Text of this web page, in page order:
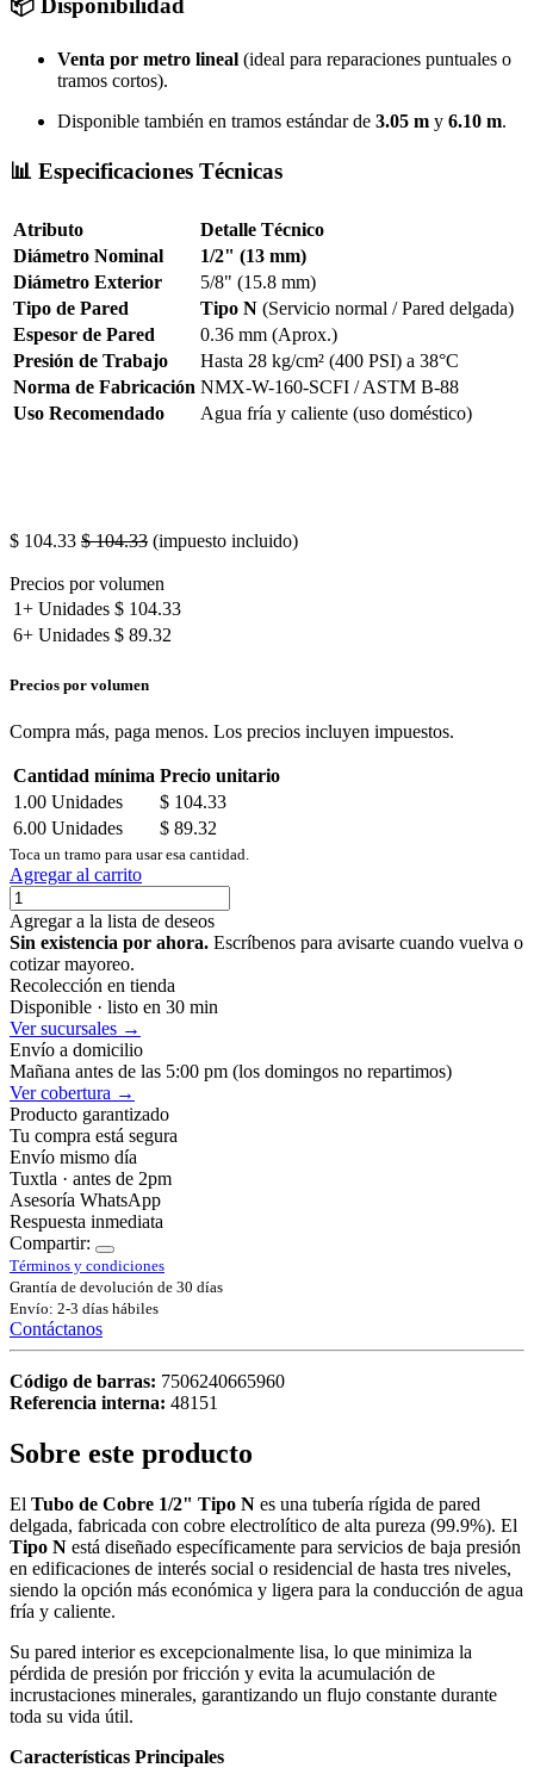
Venta por metro lineal (ideal para reparaciones puntuales o
tramos cortos).
Disponible también en tramos estándar de 3.05 m y 6.10 m.
📊 Especificaciones Técnicas
Atributo
Detalle Técnico
Diámetro Nominal
1/2" (13 mm)
Diámetro Exterior
5/8" (15.8 mm)
Tipo de Pared
Tipo N (Servicio normal / Pared delgada)
Espesor de Pared
0.36 mm (Aprox.)
Presión de Trabajo
Hasta 28 kg/cm² (400 PSI) a 38°C
Norma de Fabricación NMX-W-160-SCFI / ASTM B-88
Uso Recomendado
Agua fría y caliente (uso doméstico)
$ 104.33 $104.33 (impuesto incluido)
Precios por volumen
1+ Unidades $ 104.33
6+ Unidades $ 89.32
Precios por volumen
Compra más, paga menos. Los precios incluyen impuestos.
Cantidad mínima Precio unitario
1.00 Unidades $ 104.33
6.00 Unidades $ 89.32
Toca un tramo para usar esa cantidad.
Agregar al carrito
Agregar a la lista de deseos
Sin existencia por ahora. Escríbenos para avisarte cuando vuelva o
cotizar mayoreo.
Recolección en tienda
Disponible · listo en 30 min
Ver sucursales →
Envío a domicilio
Mañana antes de las 5:00 pm (los domingos no repartimos)
Ver cobertura →
Producto garantizado
Tu compra está segura
Envío mismo día
Tuxtla · antes de 2pm
Asesoría WhatsApp
Respuesta inmediata
Compartir:
Términos y condiciones
Grantía de devolución de 30 días
Envío: 2-3 días hábiles
Contáctanos
Código de barras: 7506240665960
Referencia interna: 48151
Sobre este producto
El Tubo de Cobre 1/2" Tipo N es una tubería rígida de pared
delgada, fabricada con cobre electrolítico de alta pureza (99.9%). El
Tipo N está diseñado específicamente para servicios de baja presión
en edificaciones de interés social o residencial de hasta tres niveles,
siendo la opción más económica y ligera para la conducción de agua
fría y caliente.
Su pared interior es excepcionalmente lisa, lo que minimiza la
pérdida de presión por fricción y evita la acumulación de
incrustaciones minerales, garantizando un flujo constante durante
toda su vida útil.
Características Principales